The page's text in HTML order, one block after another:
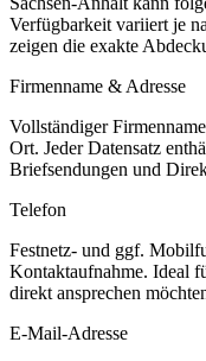
Verfügbarkeit variiert je
zeigen die exakte
Firmenname & Adresse
Vollständiger
Ort. Jeder Datensatz
Briefsendungen und
Telefon
Festnetz- und ggf.
Kontaktaufnahme. Ideal
direkt ansprechen
E-Mail-Adresse